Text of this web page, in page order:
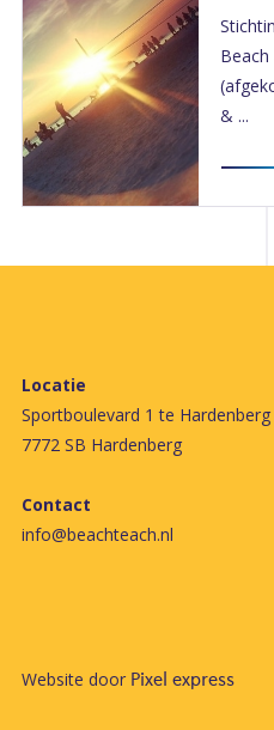
& ...
Locatie
Sportboulevard 1 te Hardenberg
7772 SB Hardenberg
Contact
info@beachteach.nl
Website door Pixel express